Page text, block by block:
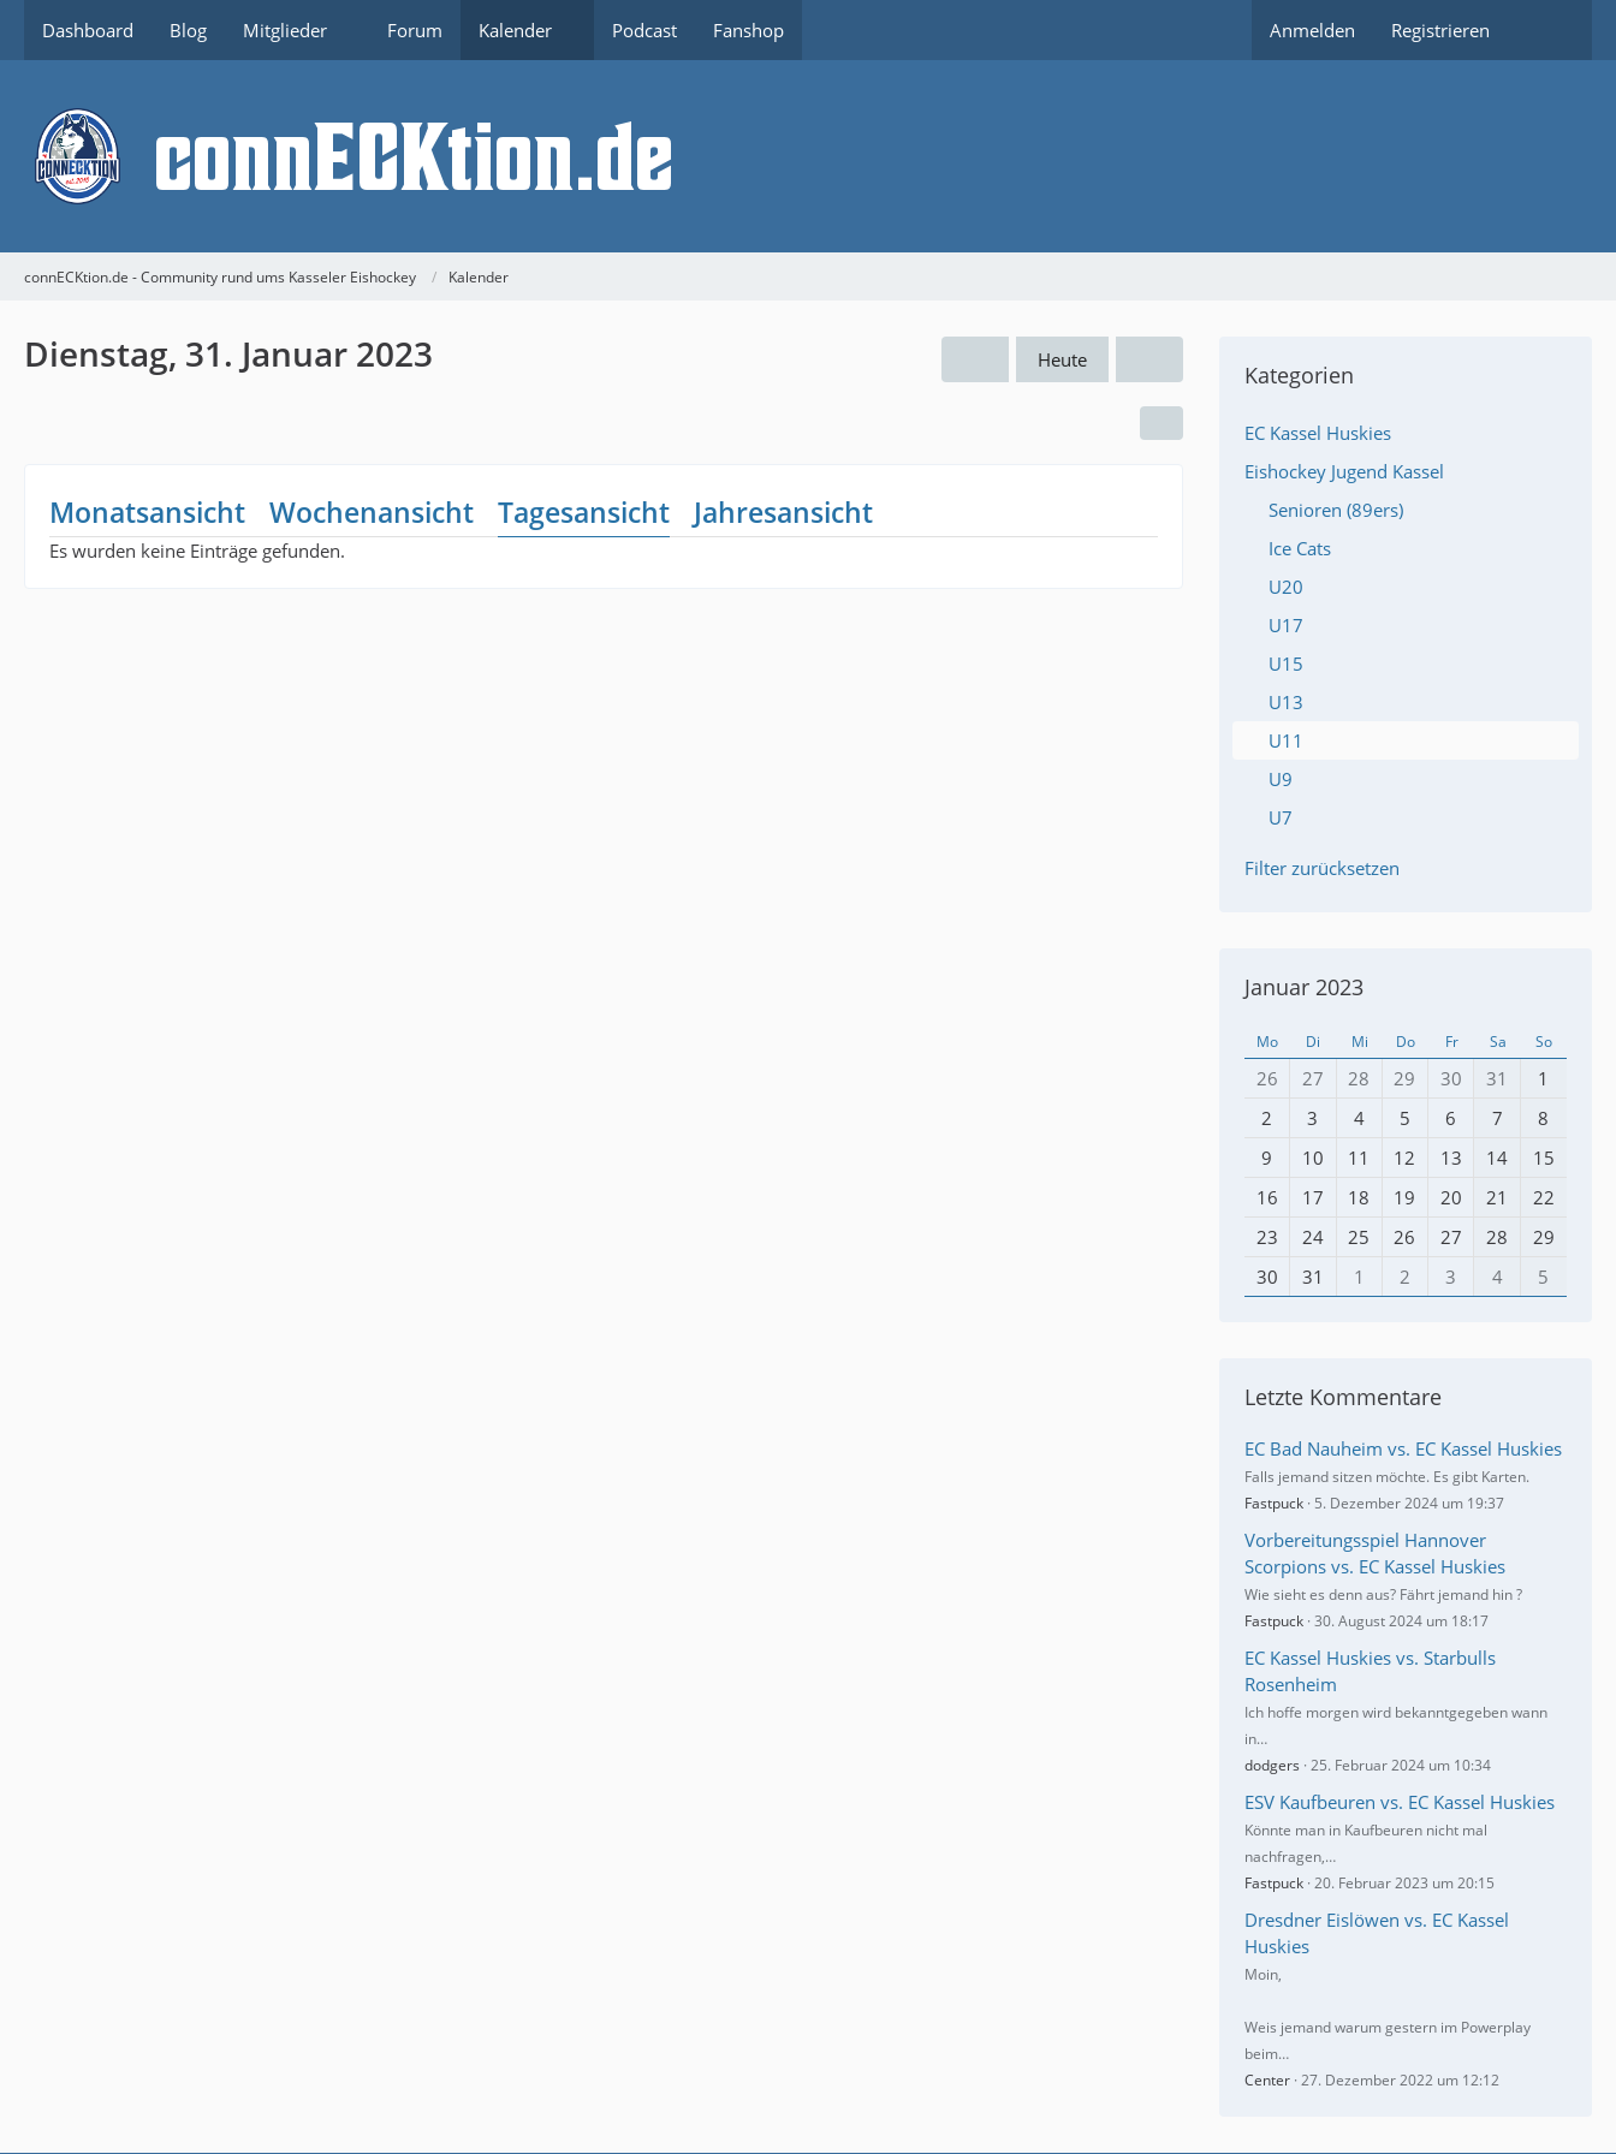
Dashboard Blog Mitglieder Forum Kalender Podcast Fanshop Anmelden Registrieren
connECKtion.de - Community rund ums Kasseler Eishockey Kalender
Dienstag, 31. Januar 2023 Heute
Monatsansicht Wochenansicht Tagesansicht Jahresansicht
Es wurden keine Einträge gefunden.
Kategorien
EC Kassel Huskies
Eishockey Jugend Kassel
Senioren (89ers)
Ice Cats
U20
U17
U15
U13
U11
U9
U7
Filter zurücksetzen
Januar 2023
Mo Di Mi Do Fr Sa So
26 27 28 29 30 31
1
2
3 4 5 6 7
8
9
10 11 12 13 14
15
16
17 18 19 20 21
22
23
24 25 26 27 28
29
30
31 1 2 3 4 5
Letzte Kommentare
EC Bad Nauheim vs. EC Kassel Huskies
Falls jemand sitzen möchte. Es gibt Karten.
Fastpuck 5. Dezember 2024 um 19:37
Vorbereitungsspiel Hannover
Scorpions vs. EC Kassel Huskies
Wie sieht es denn aus? Fährt jemand hin ?
Fastpuck 30. August 2024 um 18:17
EC Kassel Huskies vs. Starbulls
Rosenheim
Ich hoffe morgen wird bekanntgegeben wann
in…
dodgers 25. Februar 2024 um 10:34
ESV Kaufbeuren vs. EC Kassel Huskies
Könnte man in Kaufbeuren nicht mal
nachfragen,…
Fastpuck 20. Februar 2023 um 20:15
Dresdner Eislöwen vs. EC Kassel
Huskies
Moin,
Weis jemand warum gestern im Powerplay
beim…
Center 27. Dezember 2022 um 12:12